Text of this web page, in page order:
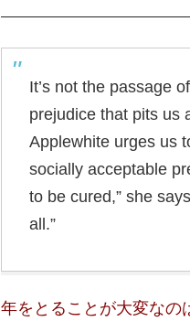
It’s not the passage
prejudice that pits us
Applewhite urges us
socially acceptable
to be cured,” she
all.”
年をとることが大変なの